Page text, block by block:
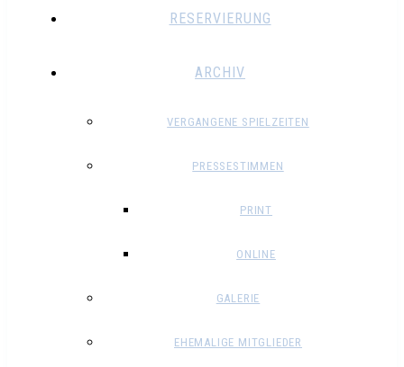
RESERVIERUNG
ARCHIV
VERGANGENE SPIELZEITEN
PRESSESTIMMEN
PRINT
ONLINE
GALERIE
EHEMALIGE MITGLIEDER